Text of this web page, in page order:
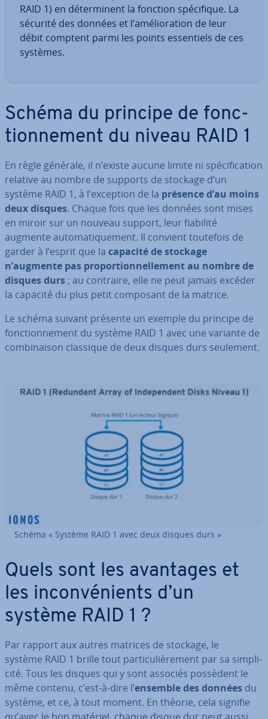
RAID 1) en dé­ter­mi­nent la fonction spé­ci­fique. La
sécurité des données et l’amé­lio­ra­tion de leur
débit comptent parmi les points es­sen­tiels de ces
systèmes.
Schéma du principe de fonc­
tion­ne­ment du niveau RAID 1
En règle générale, il n’existe aucune limite ni spé­ci­fi­ca­tion
relative au nombre de supports de stockage d’un
système RAID 1, à l’exception de la présence d’au moins
deux disques. Chaque fois que les données sont mises
en miroir sur un nouveau support, leur fiabilité
augmente au­to­ma­ti­que­ment. Il convient toutefois de
garder à l’esprit que la capacité de stockage
n’augmente pas pro­por­tion­nel­le­ment au nombre de
disques durs ; au contraire, elle ne peut jamais excéder
la capacité du plus petit composant de la matrice.
Le schéma suivant présente un exemple du principe de
fonc­tion­ne­ment du système RAID 1 avec une variante de
com­bi­nai­son classique de deux disques durs seulement.
Schéma « Système RAID 1 avec deux disques durs »
Quels sont les avantages et
les in­con­vé­nients d’un
système RAID 1 ?
Par rapport aux autres matrices de stockage, le
système RAID 1 brille tout par­ti­cu­liè­re­ment par sa sim­pli­
cité. Tous les disques qui y sont associés possèdent le
même contenu, c’est-à-dire l’ensemble des données du
système, et ce, à tout moment. En théorie, cela signifie